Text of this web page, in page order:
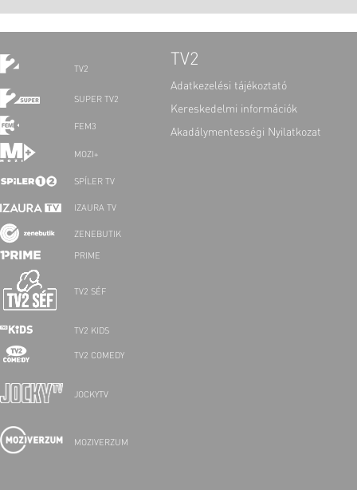
TV2
SUPER TV2
FEM3
MOZI+
SPÍLER TV
IZAURA TV
ZENEBUTIK
PRIME
TV2 SÉF
TV2 KIDS
TV2 COMEDY
JOCKYTV
MOZIVERZUM
TV2
Adatkezelési tájékoztató
Kereskedelmi információk
Akadálymentességi Nyilatkozat